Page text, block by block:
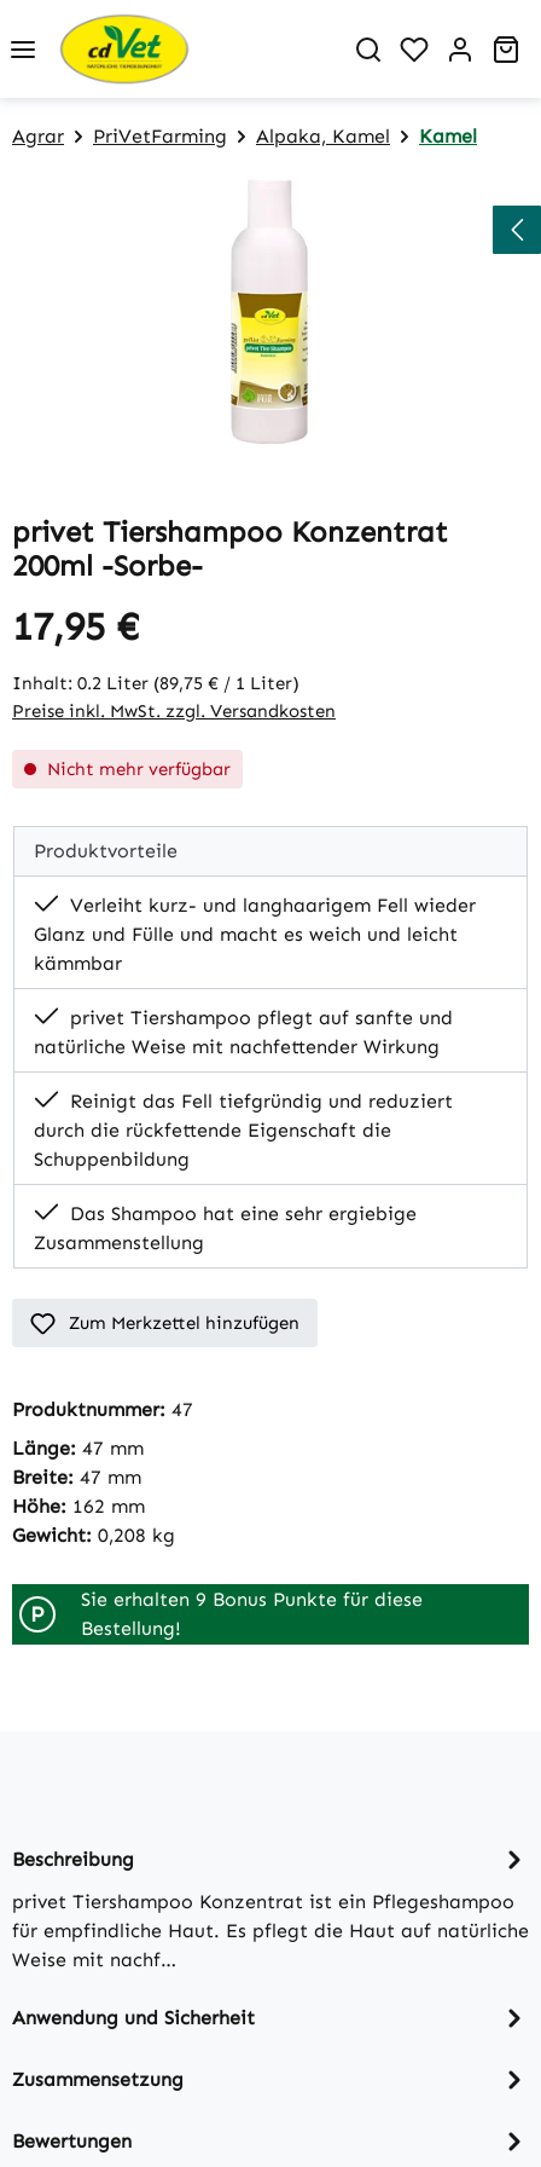
Zum Hauptinhalt springen
Du hast 0
Agrar PriVetFarming Alpaka, Kamel Kamel
privet Tiershampoo Konzentrat
200ml -Sorbe-
Regulärer Preis:
17,95 €
Inhalt: 0.2 Liter (89,75 € / 1 Liter)
Preise inkl. MwSt. zzgl. Versandkosten
Nicht mehr verfügbar
Produktvorteile
Verleiht kurz- und langhaarigem Fell wieder
Glanz und Fülle und macht es weich und leicht
kämmbar
privet Tiershampoo pflegt auf sanfte und
natürliche Weise mit nachfettender Wirkung
Reinigt das Fell tiefgründig und reduziert
durch die rückfettende Eigenschaft die
Schuppenbildung
Das Shampoo hat eine sehr ergiebige
Zusammenstellung
Zum Merkzettel hinzufügen
Produktnummer: 47
Länge: 47 mm
Breite: 47 mm
Höhe: 162 mm
Gewicht: 0,208 kg
P
Sie erhalten 9 Bonus Punkte für diese
Bestellung!
Beschreibung
privet Tiershampoo Konzentrat ist ein Pflegeshampoo
für empfindliche Haut. Es pflegt die Haut auf natürliche
Weise mit nachf…
Anwendung und Sicherheit
Zusammensetzung
Bewertungen